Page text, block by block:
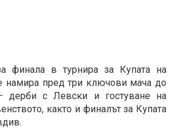
финала в турнира за Купата на
намира пред три ключови мача до
дерби с Левски и гостуване на
както и финалът за Купата